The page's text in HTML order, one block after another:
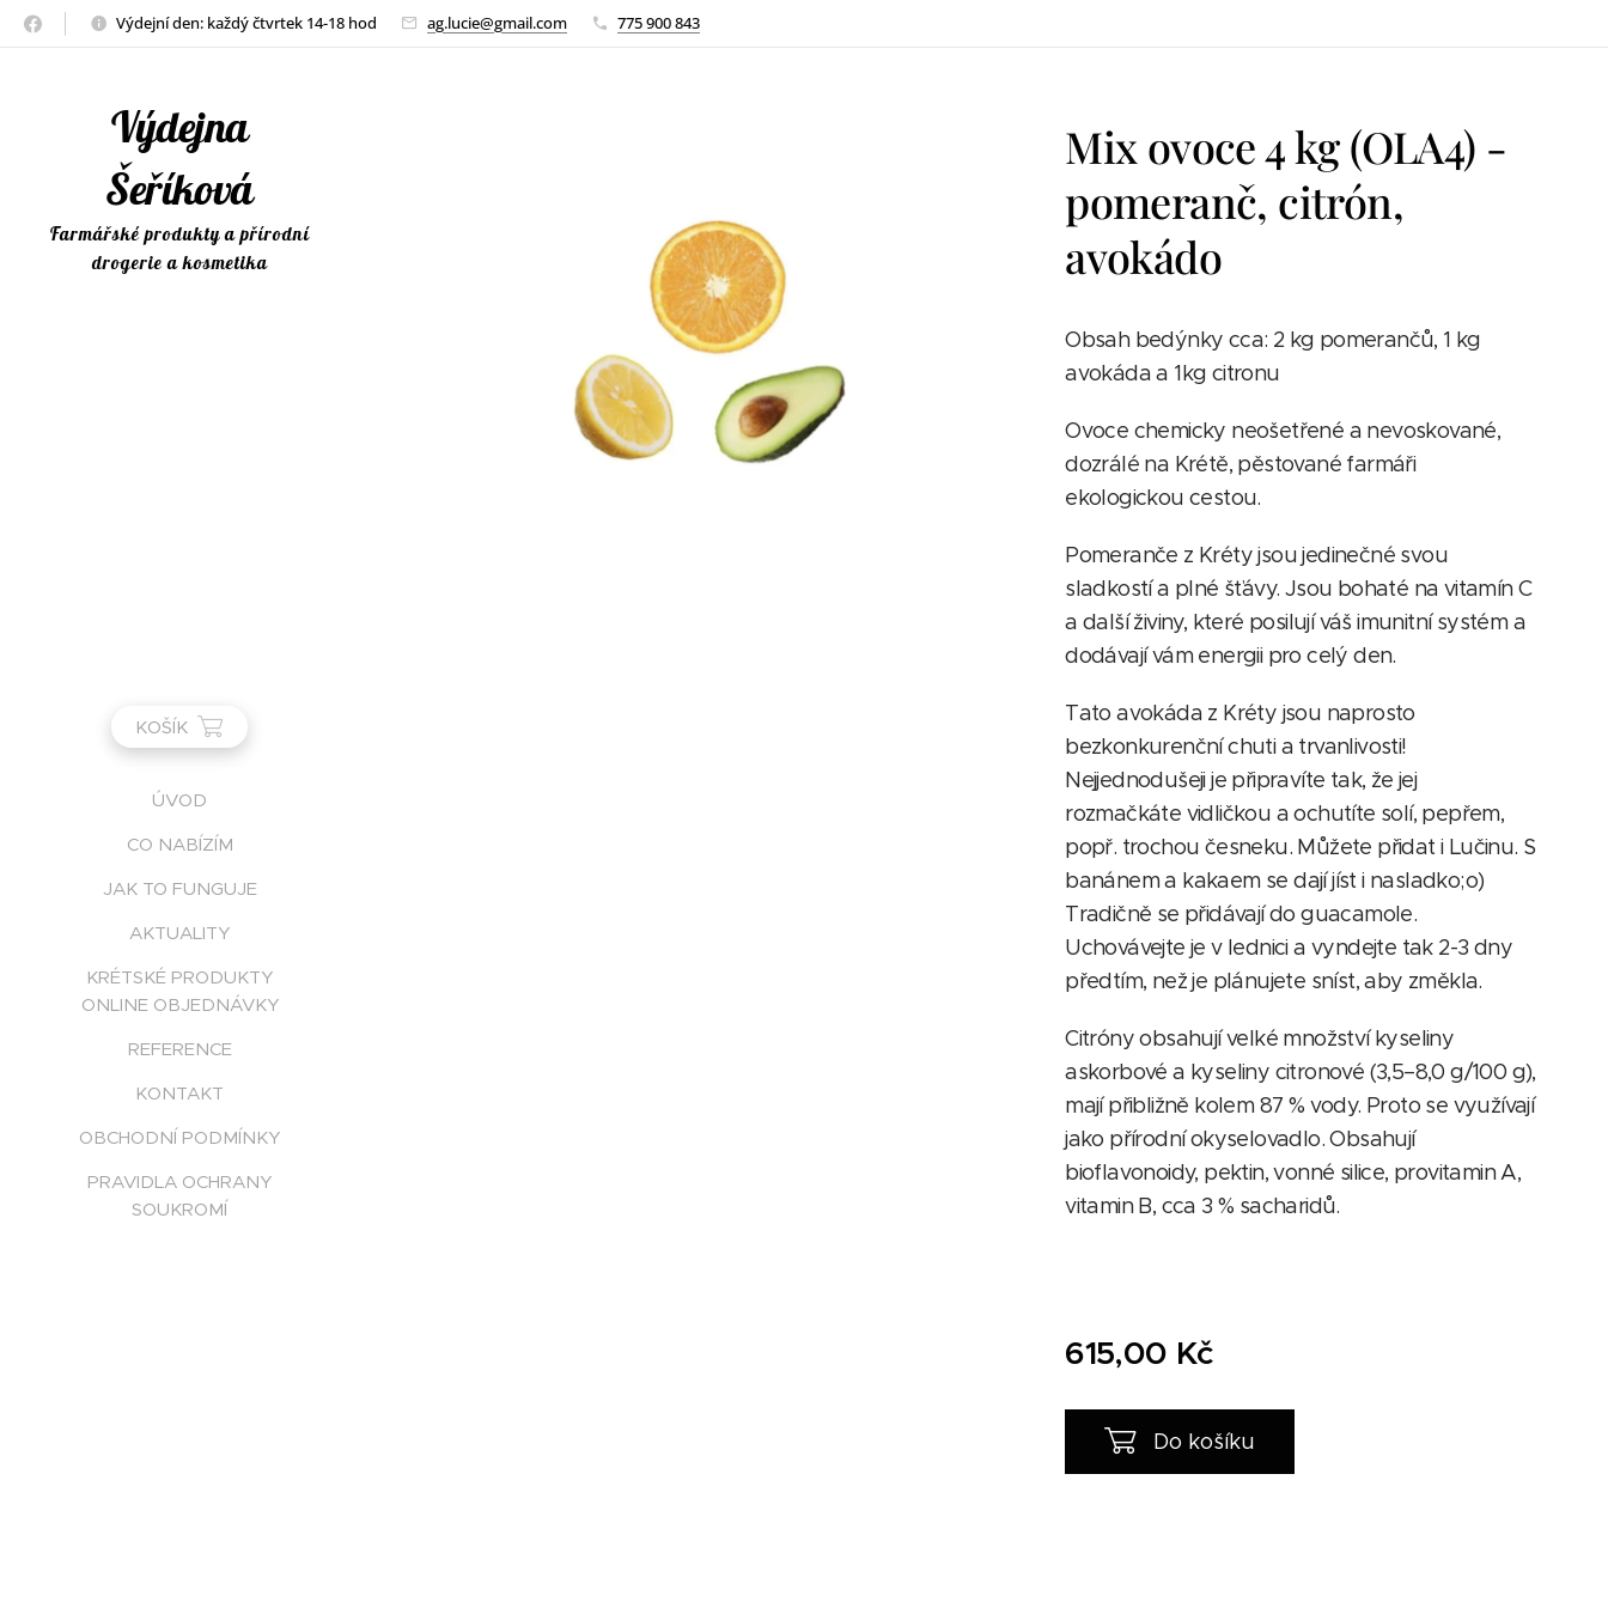
Výdejní den: každý čtvrtek 14-18 hod ag.lucie@gmail.com 775 900 843
Výdejna
Šeříková
Farmářské produkty a přírodní
drogerie a kosmetika
KOŠÍK
ÚVOD
CO NABÍZÍM
JAK TO FUNGUJE
AKTUALITY
KRÉTSKÉ PRODUKTY
ONLINE OBJEDNÁVKY
REFERENCE
KONTAKT
OBCHODNÍ PODMÍNKY
PRAVIDLA OCHRANY
SOUKROMÍ
Mix ovoce 4 kg (OLA4) -
pomeranč, citrón,
avokádo
Obsah bedýnky cca: 2 kg pomerančů, 1 kg
avokáda a 1kg citronu
Ovoce chemicky neošetřené a nevoskované,
dozrálé na Krétě, pěstované farmáři
ekologickou cestou.
Pomeranče z Kréty jsou jedinečné svou
sladkostí a plné šťávy. Jsou bohaté na vitamín C
a další živiny, které posilují váš imunitní systém a
dodávají vám energii pro celý den.
Tato avokáda z Kréty jsou naprosto
bezkonkurenční chuti a trvanlivosti!
Nejjednodušeji je připravíte tak, že jej
rozmačkáte vidličkou a ochutíte solí, pepřem,
popř. trochou česneku. Můžete přidat i Lučinu. S
banánem a kakaem se dají jíst i nasladko;o)
Tradičně se přidávají do guacamole.
Uchovávejte je v lednici a vyndejte tak 2-3 dny
předtím, než je plánujete sníst, aby změkla.
Citróny obsahují velké množství kyseliny
askorbové a kyseliny citronové (3,5–8,0 g/100 g),
mají přibližně kolem 87 % vody. Proto se využívají
jako přírodní okyselovadlo. Obsahují
bioflavonoidy, pektin, vonné silice, provitamin A,
vitamin B, cca 3 % sacharidů.
615,00 Kč
Do košíku